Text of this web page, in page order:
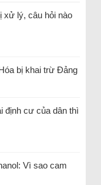
xử lý, câu hỏi nào
bị khai trừ Đảng
định cư của dân thì
Vì sao cam